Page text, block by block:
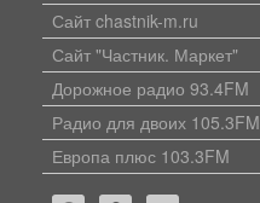
Сайт chastnik-m.ru
Сайт "Частник. Маркет"
Дорожное радио 93.4FM
Радио для двоих 105.3FM
Европа плюс 103.3FM